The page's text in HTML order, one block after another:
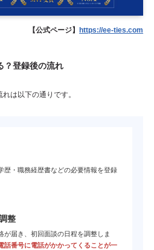
【公式ページ】https://ee-ties.com
？登録後の流れ
は以下の通りです。
歴・職務経歴書などの必要情報を登録
整
が届き、初回面談の日程を調整しま
話番号に電話がかかってくることが一